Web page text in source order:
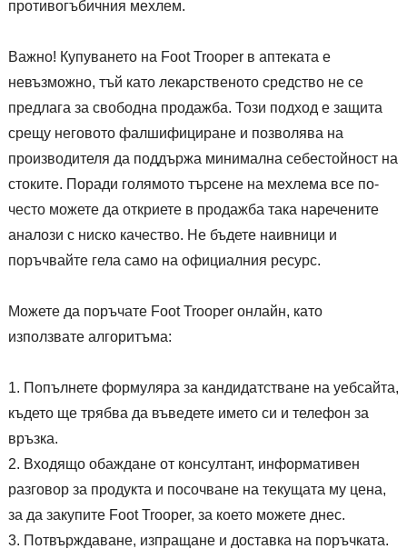
противогъбичния мехлем.
Важно! Купуването на Foot Trooper в аптеката е
невъзможно, тъй като лекарственото средство не се
предлага за свободна продажба. Този подход е защита
срещу неговото фалшифициране и позволява на
производителя да поддържа минимална себестойност на
стоките. Поради голямото търсене на мехлема все по-
често можете да откриете в продажба така наречените
аналози с ниско качество. Не бъдете наивници и
поръчвайте гела само на официалния ресурс.
Можете да поръчате Foot Trooper онлайн, като
използвате алгоритъма:
Попълнете формуляра за кандидатстване на уебсайта,
където ще трябва да въведете името си и телефон за
връзка.
Входящо обаждане от консултант, информативен
разговор за продукта и посочване на текущата му цена,
за да закупите Foot Trooper, за което можете днес.
Потвърждаване, изпращане и доставка на поръчката.